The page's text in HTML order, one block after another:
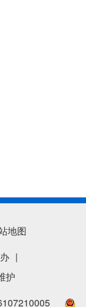
地图
|
护